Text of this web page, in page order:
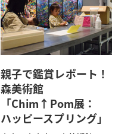
親子で鑑賞レポート！
森美術館
「Chim↑Pom展：
ハッピースプリング」